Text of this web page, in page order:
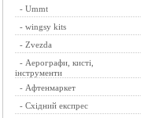
- Ummt
- wingsy kits
- Zvezda
- Аерографи, кисті,
інструменти
- Афтенмаркет
- Східний експрес